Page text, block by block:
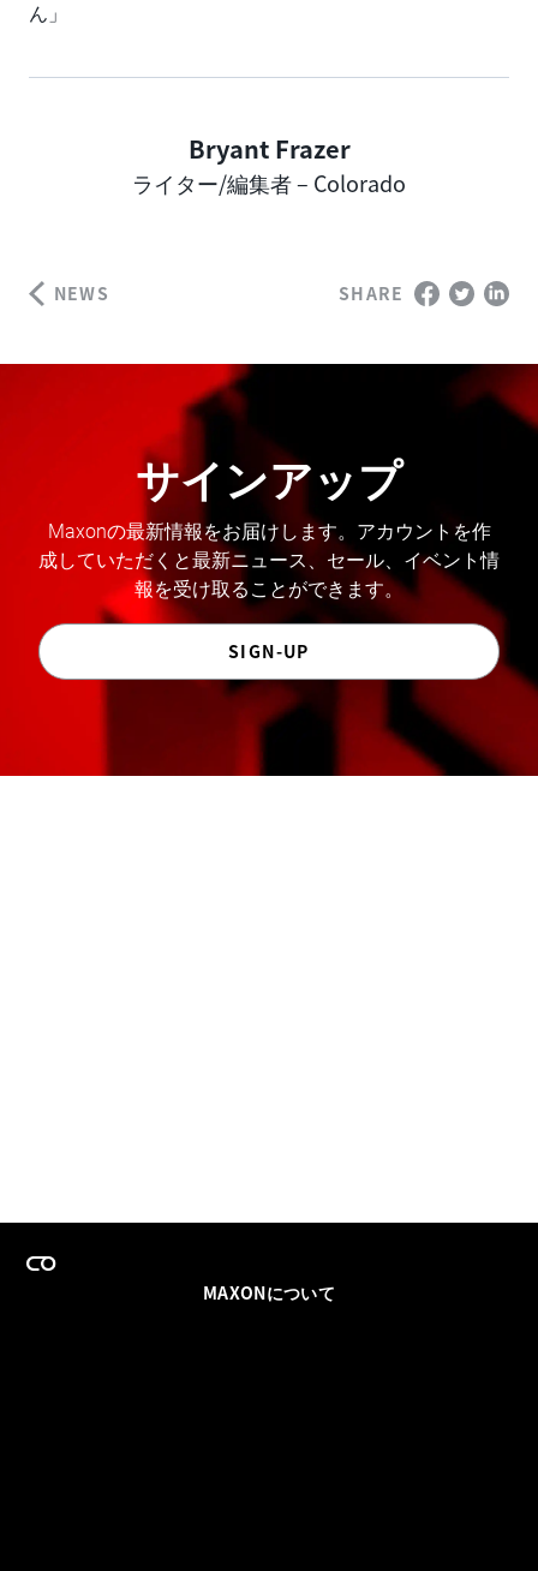
ん」
Author
Bryant Frazer
ライター/編集者 – Colorado
NEWS SHARE
サインアップ
Maxonの最新情報をお届けします。アカウントを作
成していただくと最新ニュース、セール、イベント情
報を受け取ることができます。
SIGN-UP
MAXONについて